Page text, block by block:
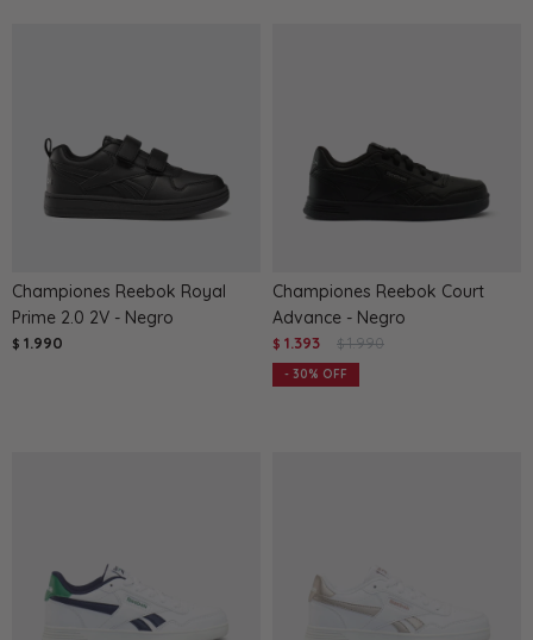
Championes Reebok Royal
Prime 2.0 2V - Negro
$ 1.990
Championes Reebok Court
Advance - Negro
$ 1.393 $ 1.990
30